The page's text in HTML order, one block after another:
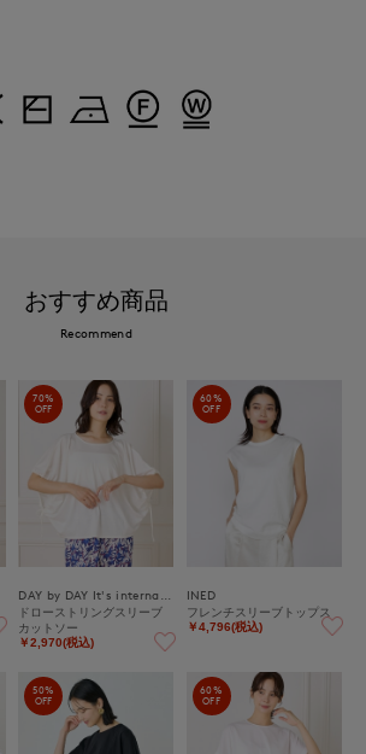
おすすめ商品
Recommend
70%
OFF
ドローストリングスリーブ
カットソー
￥2,970(税込)
60%
OFF
INED
フレンチスリーブトップス
￥4,796(税込)
50%
OFF
60%
OFF